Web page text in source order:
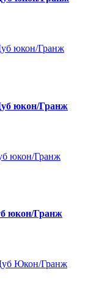
юкон/Гранж
юкон/Гранж